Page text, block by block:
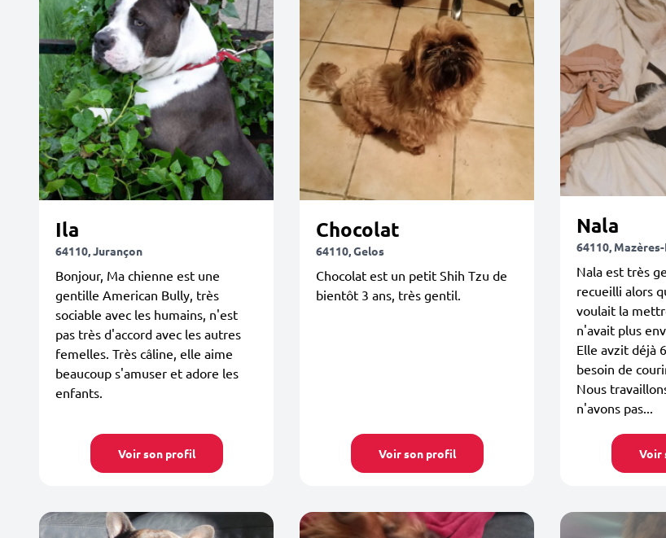
Ila
64110, Jurançon
Bonjour, Ma chienne est une
gentille American Bully, très
sociable avec les humains, n'est
pas très d'accord avec les autres
femelles. Très câline, elle aime
beaucoup s'amuser et adore les
enfants.
Voir son profil
Chocolat
64110, Gelos
Chocolat est un petit Shih Tzu de
bientôt 3 ans, très gentil.
Voir son profil
Nala
64110,
Nala est très
recueilli alors
voulait la
n'avait plus
Elle avzit déjà
besoin de
Nous
n'avons pas...
Voir